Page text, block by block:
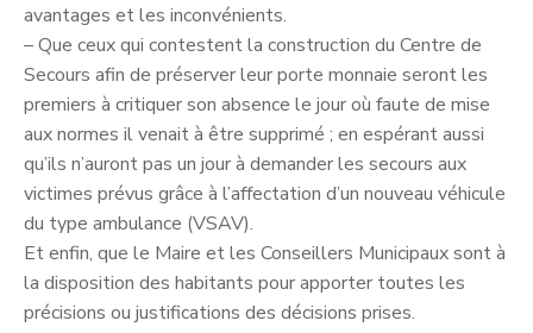
avantages et les inconvénients.
– Que ceux qui contestent la construction du Centre de
Secours afin de préserver leur porte monnaie seront les
premiers à critiquer son absence le jour où faute de mise
aux normes il venait à être supprimé ; en espérant aussi
qu’ils n’auront pas un jour à demander les secours aux
victimes prévus grâce à l’affectation d’un nouveau véhicule
du type ambulance (VSAV).
Et enfin, que le Maire et les Conseillers Municipaux sont à
la disposition des habitants pour apporter toutes les
précisions ou justifications des décisions prises.